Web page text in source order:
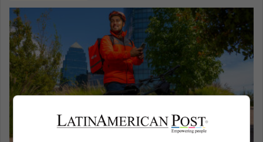
CIENCIA Y TECNOLOGÍA